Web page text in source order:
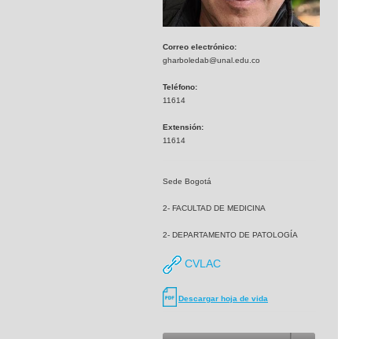
Correo electrónico:
gharboledab@unal.edu.co
Teléfono:
11614
Extensión:
11614
Sede Bogotá
2- FACULTAD DE MEDICINA
2- DEPARTAMENTO DE PATOLOGÍA
CVLAC
Descargar hoja de vida